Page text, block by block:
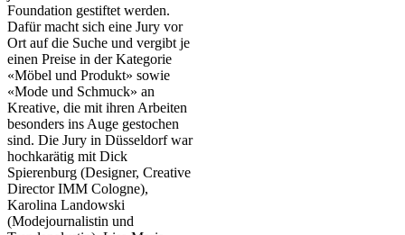
Foundation gestiftet werden.
Dafür macht sich eine Jury vor
Ort auf die Suche und vergibt je
einen Preise in der Kategorie
«Möbel und Produkt» sowie
«Mode und Schmuck» an
Kreative, die mit ihren Arbeiten
besonders ins Auge gestochen
sind. Die Jury in Düsseldorf war
hochkarätig mit Dick
Spierenburg (Designer, Creative
Director IMM Cologne),
Karolina Landowski
(Modejournalistin und